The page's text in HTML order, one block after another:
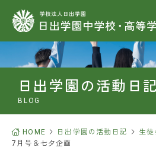
動画を見る
本校について
教育内容
日出学園の活動日記
BLOG
HOME 日出学園の活動日記 生徒
7月号＆七夕企画